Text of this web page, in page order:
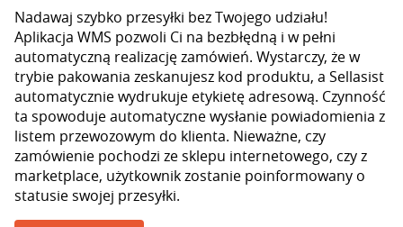
Nadawaj szybko przesyłki bez Twojego udziału!
Aplikacja WMS pozwoli Ci na bezbłędną i w pełni
automatyczną realizację zamówień. Wystarczy, że w
trybie pakowania zeskanujesz kod produktu, a Sellasist
automatycznie wydrukuje etykietę adresową. Czynność
ta spowoduje automatyczne wysłanie powiadomienia z
listem przewozowym do klienta. Nieważne, czy
zamówienie pochodzi ze sklepu internetowego, czy z
marketplace, użytkownik zostanie poinformowany o
statusie swojej przesyłki.